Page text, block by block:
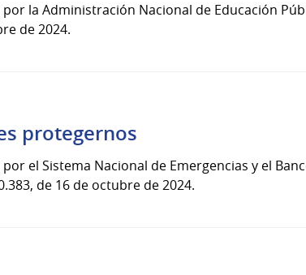
la Administración Nacional de Educación
de 2024.
protegernos
el Sistema Nacional de Emergencias y el
de 16 de octubre de 2024.